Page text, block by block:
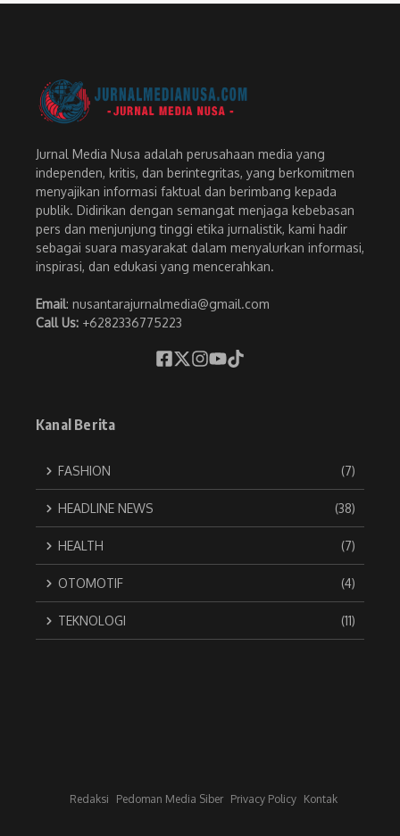
Jurnal Media Nusa adalah perusahaan media yang
independen, kritis, dan berintegritas, yang berkomitmen
menyajikan informasi faktual dan berimbang kepada
publik. Didirikan dengan semangat menjaga kebebasan
pers dan menjunjung tinggi etika jurnalistik, kami hadir
sebagai suara masyarakat dalam menyalurkan informasi,
inspirasi, dan edukasi yang mencerahkan.
Email: nusantarajurnalmedia@gmail.com
Call Us: +6282336775223
Kanal Berita
FASHION (7)
HEADLINE NEWS (38)
HEALTH (7)
OTOMOTIF (4)
TEKNOLOGI (11)
Redaksi Pedoman Media Siber Privacy Policy Kontak